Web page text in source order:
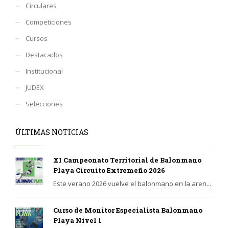
Circulares
Competiciones
Cursos
Destacados
Institucional
JUDEX
Selecciones
ÚLTIMAS NOTICIAS
XI Campeonato Territorial de Balonmano
Playa Circuito Extremeño 2026
Este verano 2026 vuelve el balonmano en la aren...
Curso de Monitor Especialista Balonmano
Playa Nivel 1